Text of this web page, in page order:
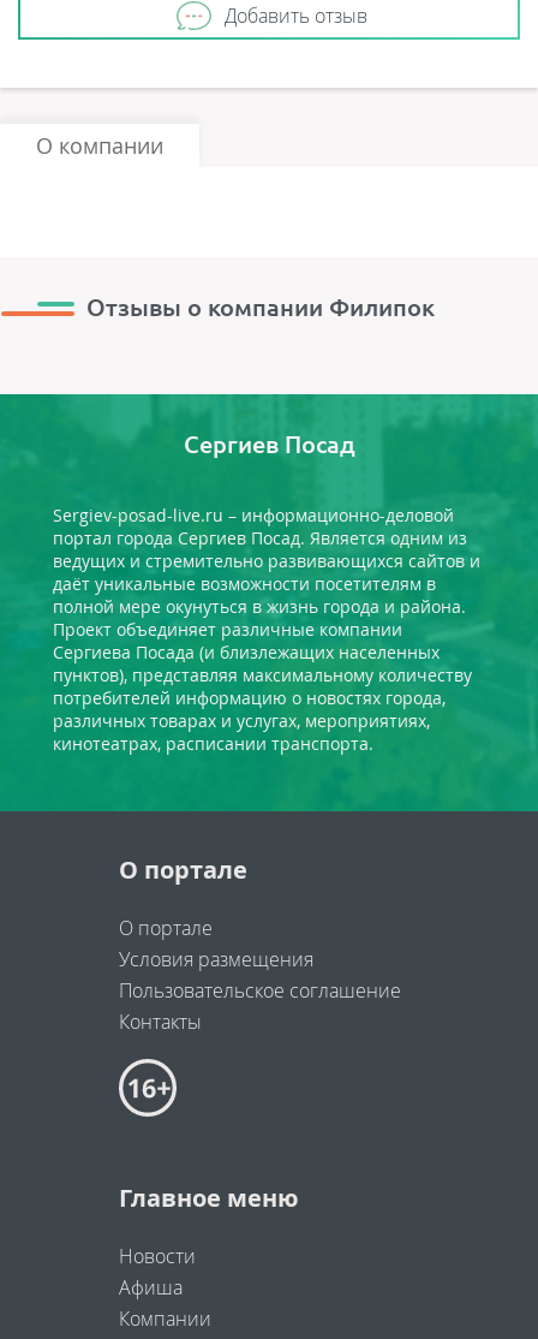
Добавить отзыв
О компании
Отзывы о компании Филипок
Сергиев Посад
Sergiev-posad-live.ru – информационно-деловой
портал города Сергиев Посад. Является одним из
ведущих и стремительно развивающихся сайтов и
даёт уникальные возможности посетителям в
полной мере окунуться в жизнь города и района.
Проект объединяет различные компании
Сергиева Посада (и близлежащих населенных
пунктов), представляя максимальному количеству
потребителей информацию о новостях города,
различных товарах и услугах, мероприятиях,
кинотеатрах, расписании транспорта.
О портале
О портале
Условия размещения
Пользовательское соглашение
Контакты
Главное меню
Новости
Афиша
Компании